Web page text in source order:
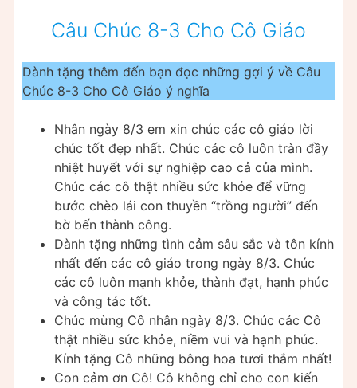
Câu Chúc 8-3 Cho Cô Giáo
Dành tặng thêm đến bạn đọc những gợi ý về Câu
Chúc 8-3 Cho Cô Giáo ý nghĩa
Nhân ngày 8/3 em xin chúc các cô giáo lời
chúc tốt đẹp nhất. Chúc các cô luôn tràn đầy
nhiệt huyết với sự nghiệp cao cả của mình.
Chúc các cô thật nhiều sức khỏe để vững
bước chèo lái con thuyền “trồng người” đến
bờ bến thành công.
Dành tặng những tình cảm sâu sắc và tôn kính
nhất đến các cô giáo trong ngày 8/3. Chúc
các cô luôn mạnh khỏe, thành đạt, hạnh phúc
và công tác tốt.
Chúc mừng Cô nhân ngày 8/3. Chúc các Cô
thật nhiều sức khỏe, niềm vui và hạnh phúc.
Kính tặng Cô những bông hoa tươi thắm nhất!
Con cảm ơn Cô! Cô không chỉ cho con kiến